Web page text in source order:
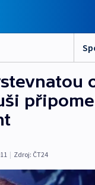
| Zdroj: ČT24